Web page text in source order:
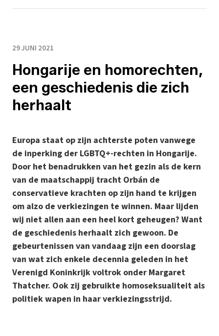
29 JUNI 2021
Hongarije en homorechten,
een geschiedenis die zich
herhaalt
Europa staat op zijn achterste poten vanwege
de inperking der LGBTQ+-rechten in Hongarije.
Door het benadrukken van het gezin als de kern
van de maatschappij tracht Orbán de
conservatieve krachten op zijn hand te krijgen
om alzo de verkiezingen te winnen. Maar lijden
wij niet allen aan een heel kort geheugen? Want
de geschiedenis herhaalt zich gewoon. De
gebeurtenissen van vandaag zijn een doorslag
van wat zich enkele decennia geleden in het
Verenigd Koninkrijk voltrok onder Margaret
Thatcher. Ook zij gebruikte homoseksualiteit als
politiek wapen in haar verkiezingsstrijd.